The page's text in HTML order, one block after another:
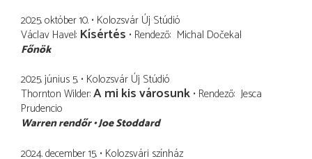
2025. október 10. Kolozsvár Új Stúdió
Václav Havel Kísértés Rendező Michal Dočekal
Főnök
2025. június 5. Kolozsvár Új Stúdió
Thornton Wilder A mi kis városunk Rendező Jesca
Prudencio
Warren rendőr Joe Stoddard
2024. december 15. Kolozsvári színház